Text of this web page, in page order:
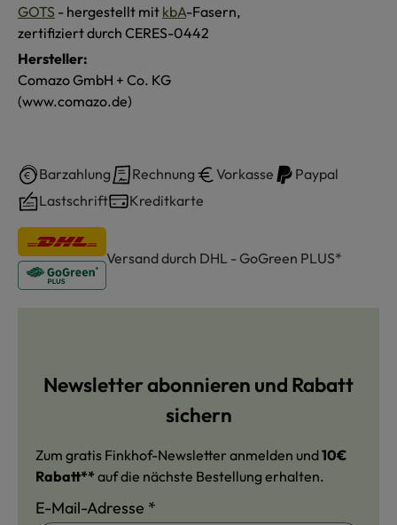
GOTS - hergestellt mit kbA-Fasern,
zertifiziert durch CERES-0442
Hersteller:
Comazo GmbH + Co. KG
(www.comazo.de)
Barzahlung Rechnung Vorkasse
Paypal
Lastschrift
Kreditkarte
Versand durch DHL - GoGreen PLUS*
Newsletter abonnieren und Rabatt
sichern
Zum gratis Finkhof-Newsletter anmelden und10€
Rabatt** auf die nächste Bestellung erhalten.
E-Mail-Adresse *